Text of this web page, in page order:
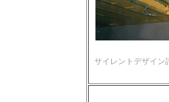
サイレントデザイン